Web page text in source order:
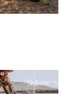
Ślubnie